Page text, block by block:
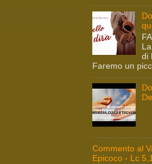
di
Faremo un
Commento al
Epicoco - Lc